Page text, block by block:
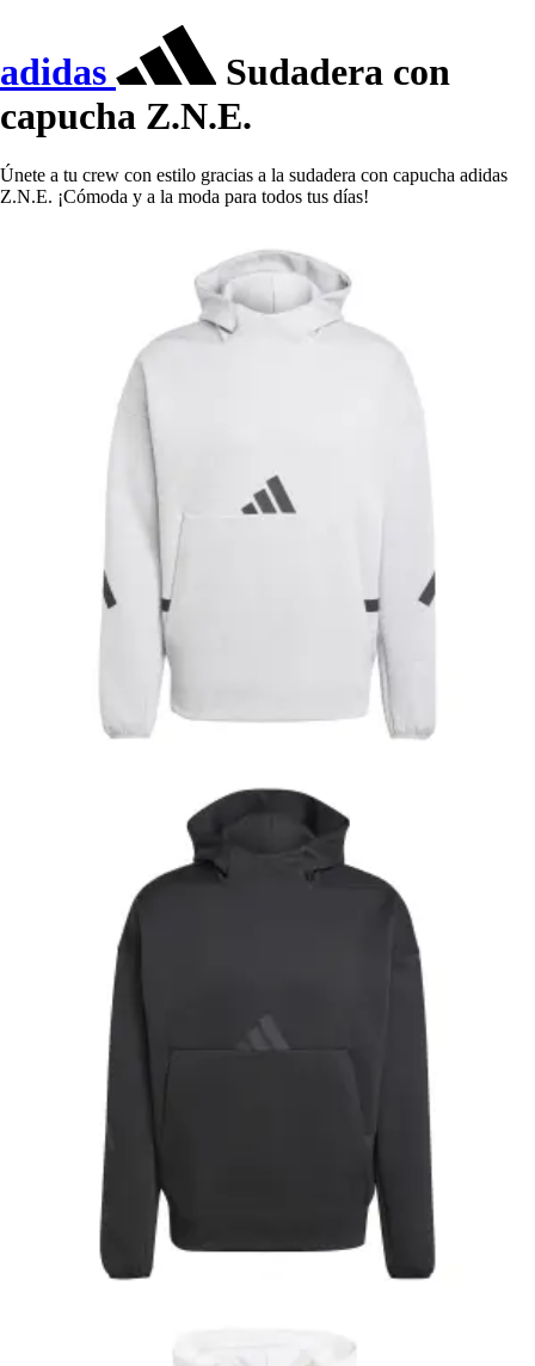
adidas
Sudadera con
capucha Z.N.E.
Únete a tu crew con estilo gracias a la sudadera con capucha adidas
Z.N.E. ¡Cómoda y a la moda para todos tus días!